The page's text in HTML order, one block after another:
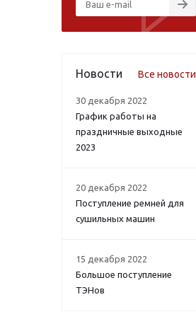
Новости Все новости
30 декабря 2022
График работы на
праздничные выходные
2023
20 декабря 2022
Поступление ремней для
сушильных машин
15 декабря 2022
Большое поступление
ТЭНов